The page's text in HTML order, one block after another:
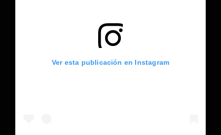
Ver esta publicación en Instagram